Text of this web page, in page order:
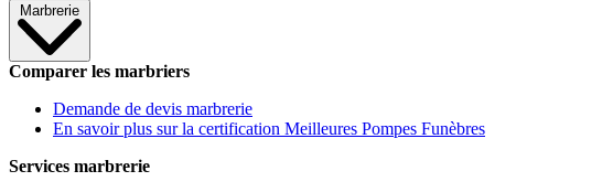
Marbrerie
Comparer les marbriers
Demande de devis marbrerie
En savoir plus sur la certification Meilleures Pompes Funèbres
Services marbrerie